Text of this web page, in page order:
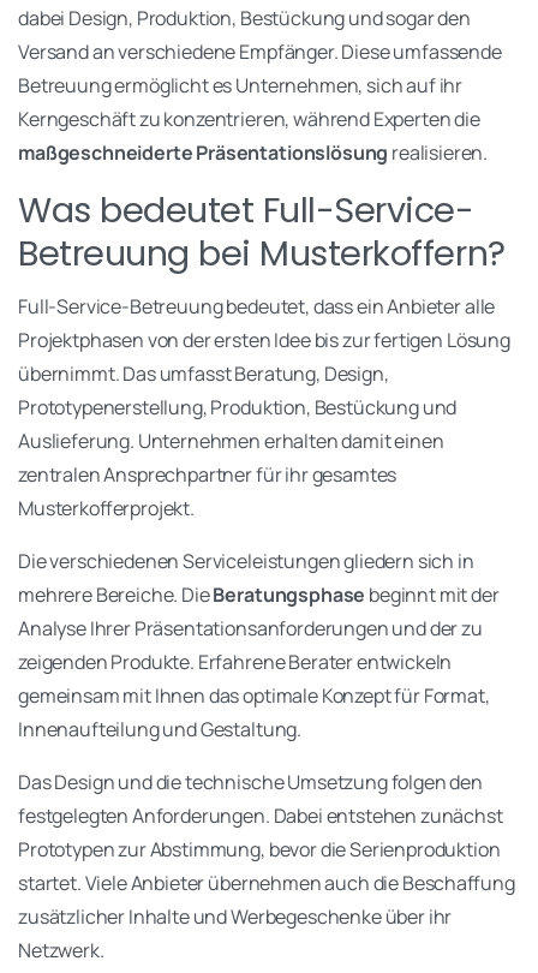
dabei Design, Produktion, Bestückung und sogar den
Versand an verschiedene Empfänger. Diese umfassende
Betreuung ermöglicht es Unternehmen, sich auf ihr
Kerngeschäft zu konzentrieren, während Experten die
maßgeschneiderte Präsentationslösung realisieren.
Was bedeutet Full-Service-
Betreuung bei Musterkoffern?
Full-Service-Betreuung bedeutet, dass ein Anbieter alle
Projektphasen von der ersten Idee bis zur fertigen Lösung
übernimmt. Das umfasst Beratung, Design,
Prototypenerstellung, Produktion, Bestückung und
Auslieferung. Unternehmen erhalten damit einen
zentralen Ansprechpartner für ihr gesamtes
Musterkofferprojekt.
Die verschiedenen Serviceleistungen gliedern sich in
mehrere Bereiche. DieBeratungsphase beginnt mit der
Analyse Ihrer Präsentationsanforderungen und der zu
zeigenden Produkte. Erfahrene Berater entwickeln
gemeinsam mit Ihnen das optimale Konzept für Format,
Innenaufteilung und Gestaltung.
Das Design und die technische Umsetzung folgen den
festgelegten Anforderungen. Dabei entstehen zunächst
Prototypen zur Abstimmung, bevor die Serienproduktion
startet. Viele Anbieter übernehmen auch die Beschaffung
zusätzlicher Inhalte und Werbegeschenke über ihr
Netzwerk.